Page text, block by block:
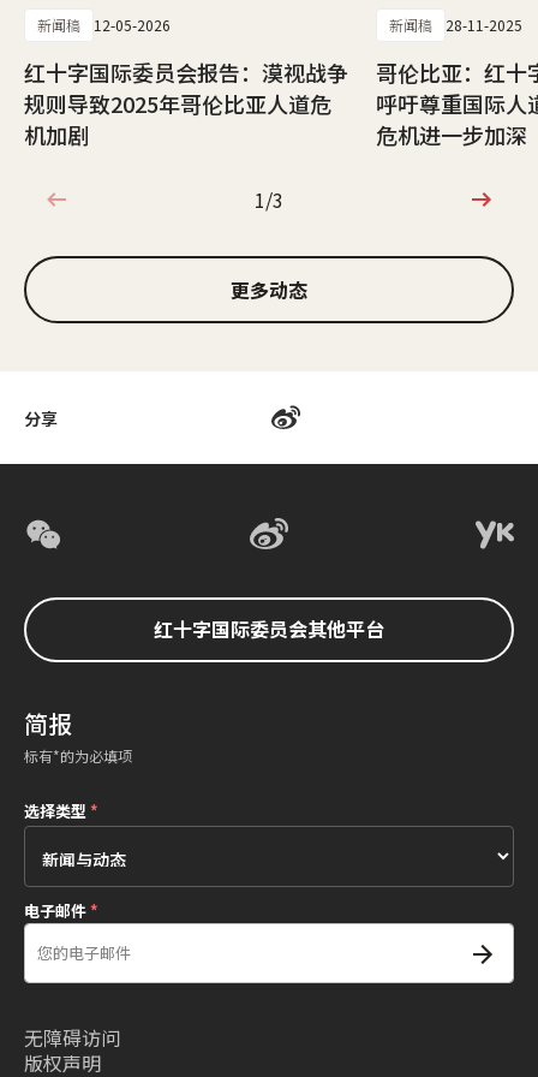
分享
新闻稿 12-05-2026
红十字国际委员会报告：漠视战争
规则导致2025年哥伦比亚人道危
机加剧
新闻稿 28-11-2025
哥伦比亚：红十
呼吁尊重国际人
危机进一步加深
1/3
1/3
更多动态
红十字国际委员会其他平台
简报
标有*的为必填项
选择类型*
电子邮件*
无障碍访问
版权声明